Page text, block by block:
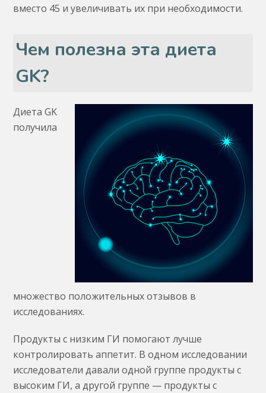
вместо 45 и увеличивать их при необходимости.
Чем полезна эта диета
GK?
Диета GK
получила
множество положительных отзывов в
исследованиях.
Продукты с низким ГИ помогают лучше
контролировать аппетит. В одном исследовании
исследователи давали одной группе продукты с
высоким ГИ, а другой группе — продукты с